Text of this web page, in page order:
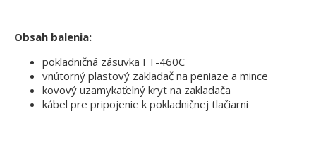
Obsah balenia:
pokladničná zásuvka FT-460C
vnútorný plastový zakladač na peniaze a mince
kovový uzamykaťelný kryt na zakladača
kábel pre pripojenie k pokladničnej tlačiarni